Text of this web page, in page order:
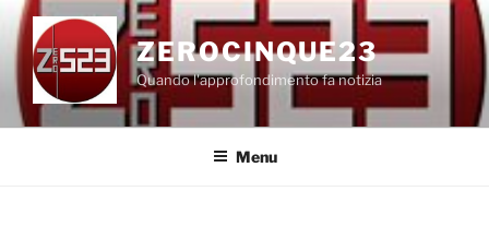
Salta
contenuto
ZEROCINQUE23
Quando l'approfondimento fa notizia
Menu